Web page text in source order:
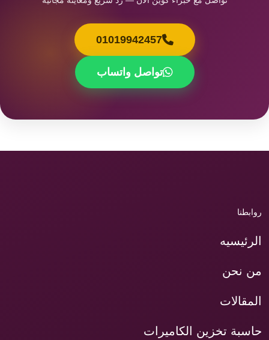
01019942457
تواصل واتساب
روابطنا
الرئيسيه
من نحن
المقالات
حاسبة تخزين الكاميرات